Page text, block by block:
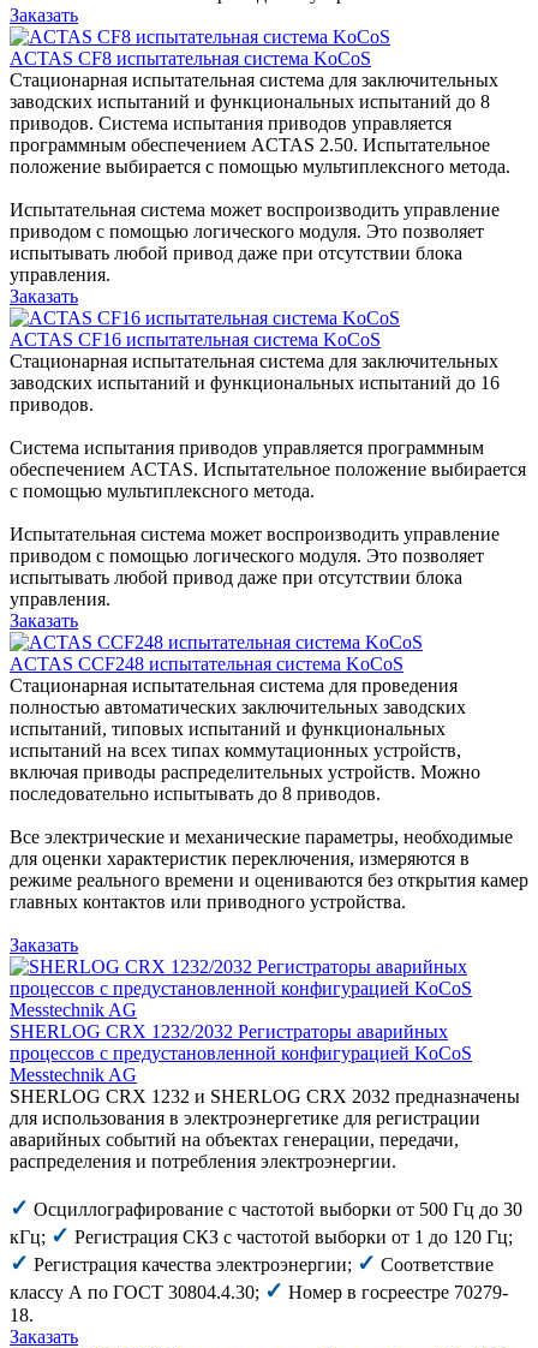
Заказать
ACTAS CF8 испытательная система KoCoS
Стационарная испытательная система для заключительных
заводских испытаний и функциональных испытаний до 8
приводов. Система испытания приводов управляется
программным обеспечением ACTAS 2.50. Испытательное
положение выбирается с помощью мультиплексного метода.
Испытательная система может воспроизводить управление
приводом с помощью логического модуля. Это позволяет
испытывать любой привод даже при отсутствии блока
управления.
Заказать
ACTAS CF16 испытательная система KoCoS
Стационарная испытательная система для заключительных
заводских испытаний и функциональных испытаний до 16
приводов.
Система испытания приводов управляется программным
обеспечением ACTAS. Испытательное положение выбирается
с помощью мультиплексного метода.
Испытательная система может воспроизводить управление
приводом с помощью логического модуля. Это позволяет
испытывать любой привод даже при отсутствии блока
управления.
Заказать
ACTAS CCF248 испытательная система KoCoS
Стационарная испытательная система для проведения
полностью автоматических заключительных заводских
испытаний, типовых испытаний и функциональных
испытаний на всех типах коммутационных устройств,
включая приводы распределительных устройств. Можно
последовательно испытывать до 8 приводов.
Все электрические и механические параметры, необходимые
для оценки характеристик переключения, измеряются в
режиме реального времени и оцениваются без открытия камер
главных контактов или приводного устройства.
Заказать
SHERLOG CRX 1232/2032 Регистраторы аварийных
процессов с предустановленной конфигурацией KoCoS
Messtechnik AG
SHERLOG CRX 1232 и SHERLOG CRX 2032 предназначены
для использования в электроэнергетике для регистрации
аварийных событий на объектах генерации, передачи,
распределения и потребления электроэнергии.
✓ Осциллографирование с частотой выборки от 500 Гц до 30
кГц; ✓ Регистрация СКЗ с частотой выборки от 1 до 120 Гц;
✓ Регистрация качества электроэнергии; ✓ Соответствие
классу А по ГОСТ 30804.4.30; ✓ Номер в госреестре 70279-
18.
Заказать